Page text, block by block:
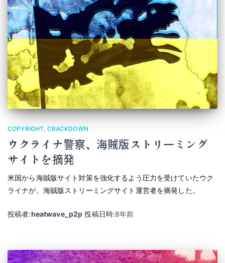
COPYRIGHT CRACKDOWN
ウクライナ警察、海賊版ストリーミング
サイトを摘発
米国から海賊版サイト対策を強化するよう圧力を受けていたウク
ライナが、海賊版ストリーミングサイト運営者を摘発した。
投稿者:heatwave_p2p 投稿日時:8年前